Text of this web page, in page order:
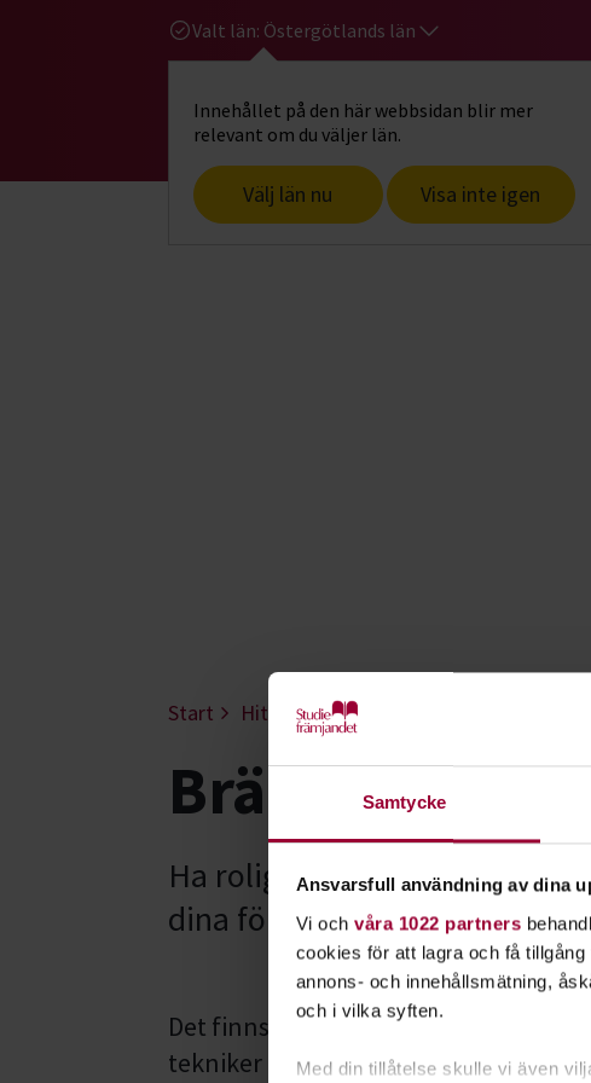
Samtycke
Ansvarsfull användning av dina
Vi och våra 1022 partners
cookies för att lagra och få
annons- och innehållsmätning,
och i vilka syften.
Med din tillåtelse skulle vi även
Valt län: Östergötlands län
Innehållet på den här webbsidan blir mer
relevant om du väljer län.
Välj län nu Visa inte igen
Gå till studiefrämjandets startsidaHitta
Start Hitta intresse
Brädspel -
Ha roligt med brädspel och
dina förmågor och hitta ditt
Det finns en uppsjö av olika brädspel
tekniker att bemästra spelen på.